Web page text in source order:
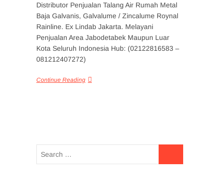
Distributor Penjualan Talang Air Rumah Metal
Baja Galvanis, Galvalume / Zincalume Roynal
Rainline. Ex Lindab Jakarta. Melayani
Penjualan Area Jabodetabek Maupun Luar
Kota Seluruh Indonesia Hub: (02122816583 –
081212407272)
Continue Reading